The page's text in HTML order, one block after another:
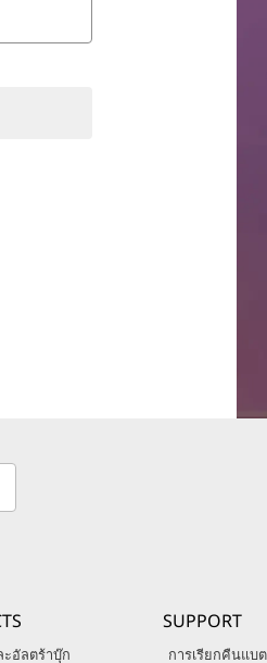
อัลตร้าบุ๊ก
SUPPORT
การเรียกคืนแบ